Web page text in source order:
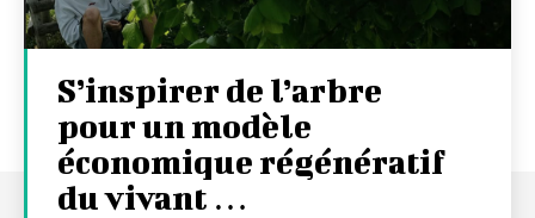
S’inspirer de l’arbre
pour un modèle
économique régénératif
du vivant …